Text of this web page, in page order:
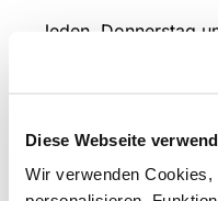
Diese Webseite
Wir verwenden
Jeden Donnerstag
Die Gruppe wird